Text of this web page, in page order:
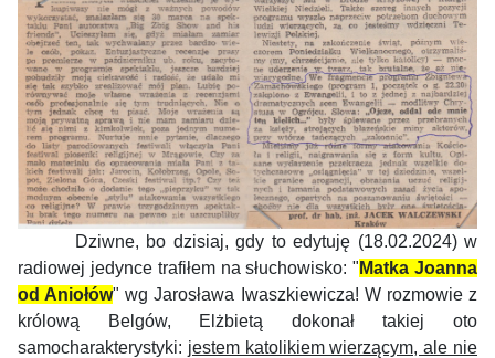
Dziwne, bo dzisiaj, gdy to edytuję (18.02.2024) w
radiowej jedynce trafiłem na słuchowisko: " Matka Joanna
od Aniołów" wg Jarosława Iwaszkiewicza! W rozmowie z
królową Belgów, Elżbietą dokonał takiej oto
samocharakterystyki: jestem katolikiem wierzącym, ale nie